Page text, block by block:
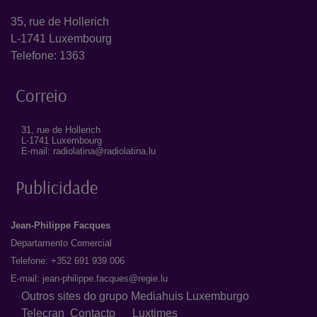
35, rue de Hollerich
L-1741 Luxembourg
Telefone: 1363
Correio
31, rue de Hollerich
L-1741 Luxembourg
E-mail: radiolatina@radiolatina.lu
Publicidade
Jean-Philippe Facques
Departamento Comercial
Telefone: +352 691 939 006
E-mail: jean-philippe.facques@regie.lu
Outros sites do grupo Mediahuis Luxemburgo
Telecran Contacto Luxtimes